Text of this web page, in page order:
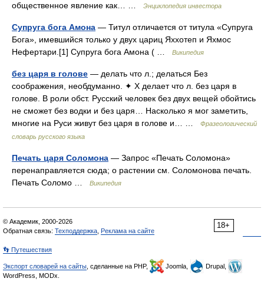
общественное явление как… …
Энциклопедия инвестора
Супруга бога Амона — Титул отличается от титула «Супруга
Бога», имевшийся только у двух цариц Яххотеп и Яхмос
Нефертари.[1] Супруга бога Амона ( …
Википедия
без царя в голове — делать что л.; делаться Без
соображения, необдуманно. ✦ Х делает что л. без царя в
голове. В роли обст. Русский человек без двух вещей обойтись
не сможет без водки и без царя… Насколько я мог заметить,
многие на Руси живут без царя в голове и… …
Фразеологический
словарь русского языка
Печать царя Соломона — Запрос «Печать Соломона»
перенаправляется сюда; о растении см. Соломонова печать.
Печать Соломо …
Википедия
18+
© Академик, 2000-2026
Обратная связь: Техподдержка Реклама на сайте
👣 Путешествия
Экспорт словарей на сайты , сделанные на PHP, Joomla,
Drupal,
WordPress, MODx.